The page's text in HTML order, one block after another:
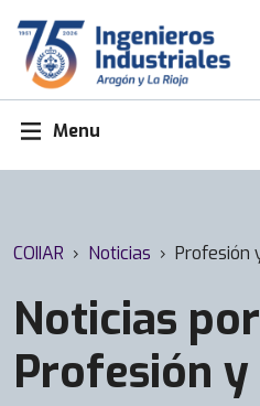
content
Menu
COIIAR › Noticias › Profesión
Noticias
Profesión